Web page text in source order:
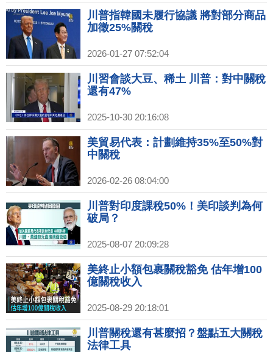
川普指韓國未履行協議 將對部分商品
加徵25%關稅
2026-01-27 07:52:04
川習會談大豆、稀土 川普：對中關稅
還有47%
2025-10-30 20:16:08
美貿易代表：計劃維持35%至50%對
中關稅
2026-02-26 08:04:00
川普對印度課稅50%！美印談判為何
破局？
2025-08-07 20:09:28
美終止小額包裹關稅豁免 估年增100
億關稅收入
2025-08-29 20:18:01
川普關稅還有甚麼招？盤點五大關稅
法律工具